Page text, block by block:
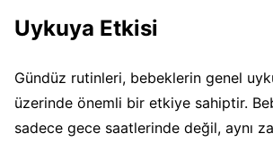
Uykuya Etkisi
Gündüz rutinleri, bebeklerin genel
üzerinde önemli bir etkiye sahiptir.
sadece gece saatlerinde değil, aynı